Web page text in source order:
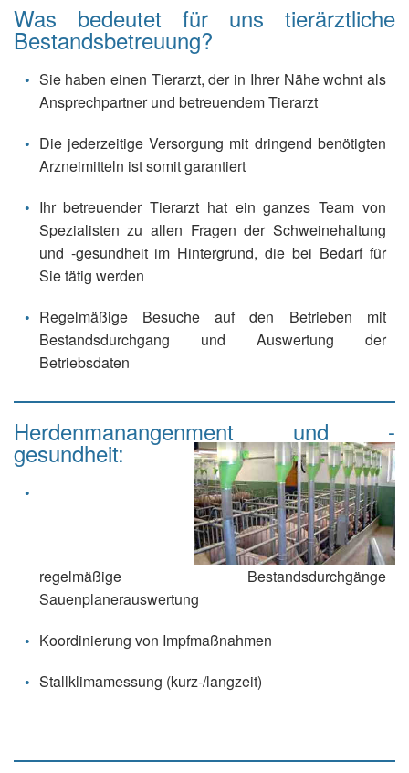
Was bedeutet für uns tierärztliche
Bestandsbetreuung?
Sie haben einen Tierarzt, der in Ihrer Nähe wohnt als
Ansprechpartner und betreuendem Tierarzt
Die jederzeitige Versorgung mit dringend benötigten
Arzneimitteln ist somit garantiert
Ihr betreuender Tierarzt hat ein ganzes Team von
Spezialisten zu allen Fragen der Schweinehaltung
und -gesundheit im Hintergrund, die bei Bedarf für
Sie tätig werden
Regelmäßige Besuche auf den Betrieben mit
Bestandsdurchgang und Auswertung der
Betriebsdaten
Herdenmanangenment und -
gesundheit:
regelmäßige Bestandsdurchgänge
Sauenplanerauswertung
Koordinierung von Impfmaßnahmen
Stallklimamessung (kurz-/langzeit)